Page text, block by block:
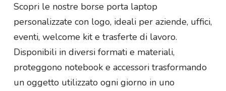
Scopri le nostre borse porta laptop
personalizzate con logo, ideali per aziende, uffici,
eventi, welcome kit e trasferte di lavoro.
Disponibili in diversi formati e materiali,
proteggono notebook e accessori trasformando
un oggetto utilizzato ogni giorno in uno